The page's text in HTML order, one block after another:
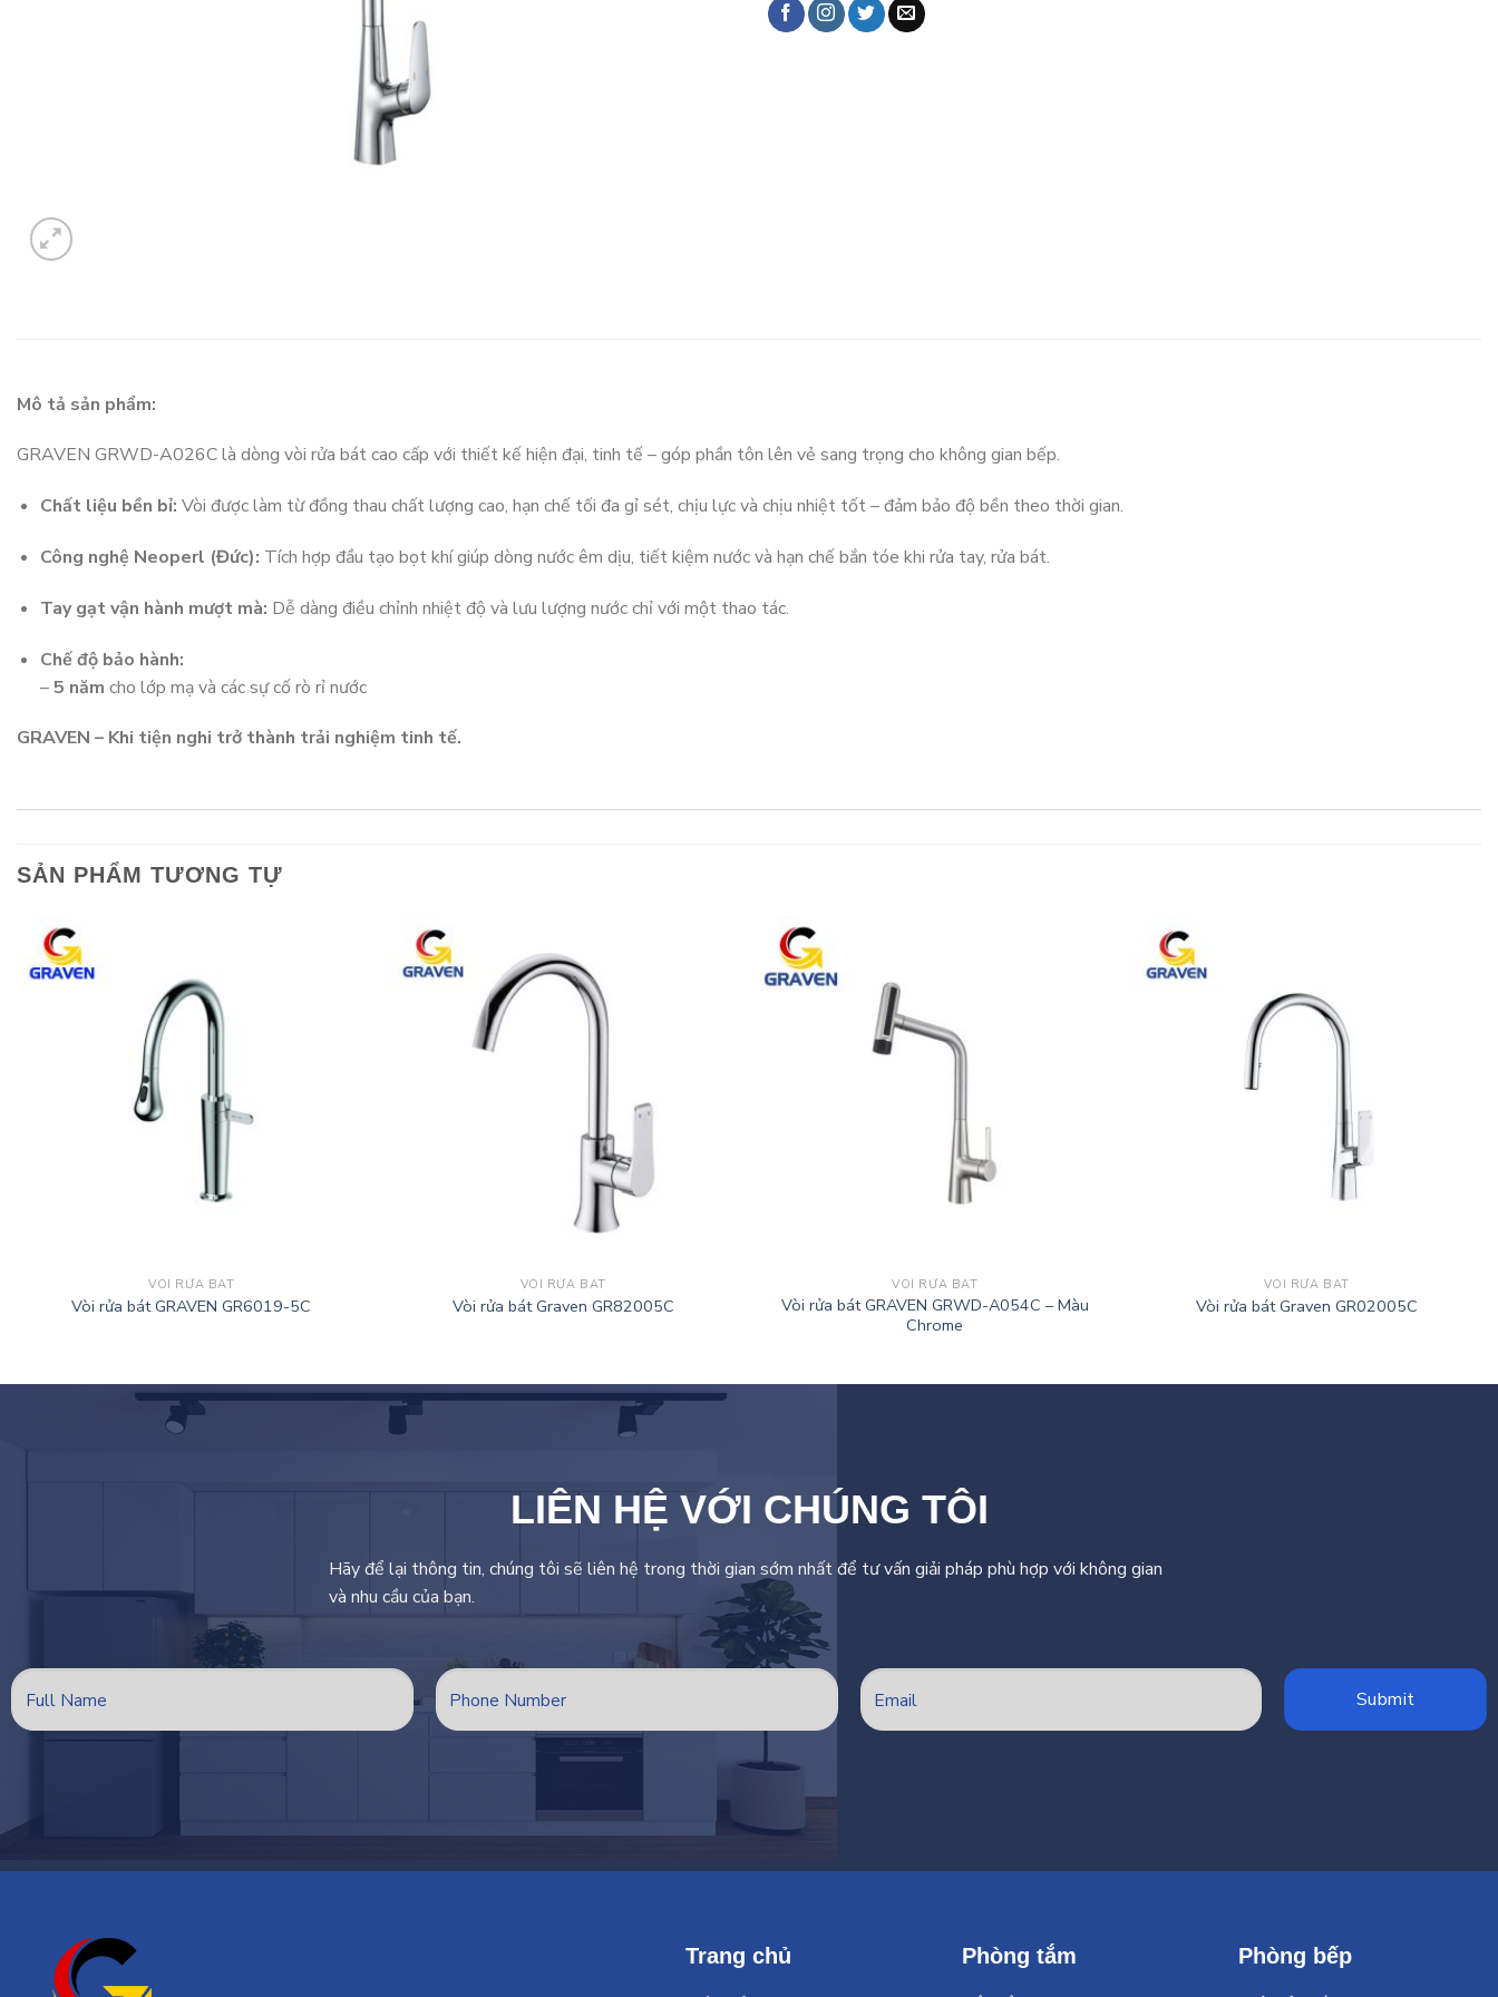
Mô tả sản phẩm:
GRAVEN GRWD-A026C là dòng vòi rửa bát cao cấp với thiết kế hiện đại, tinh tế – góp phần tôn lên vẻ sang trọng cho không gian bếp.
Chất liệu bền bỉ: Vòi được làm từ đồng thau chất lượng cao, hạn chế tối đa gỉ sét, chịu lực và chịu nhiệt tốt – đảm bảo độ bền theo thời gian.
Công nghệ Neoperl (Đức): Tích hợp đầu tạo bọt khí giúp dòng nước êm dịu, tiết kiệm nước và hạn chế bắn tóe khi rửa tay, rửa bát.
Tay gạt vận hành mượt mà: Dễ dàng điều chỉnh nhiệt độ và lưu lượng nước chỉ với một thao tác.
Chế độ bảo hành:
– 5 năm cho lớp mạ và các sự cố rò rỉ nước
GRAVEN – Khi tiện nghi trở thành trải nghiệm tinh tế.
SẢN PHẨM TƯƠNG TỰ
VÒI RỬA BÁT
Vòi rửa bát GRAVEN GR6019-5C
VÒI RỬA BÁT
Vòi rửa bát Graven GR82005C
VÒI RỬA BÁT
Vòi rửa bát GRAVEN GRWD-A054C – Màu
Chrome
VÒI RỬA BÁT
Vòi rửa bát Graven GR02005C
LIÊN HỆ VỚI CHÚNG TÔI
Hãy để lại thông tin, chúng tôi sẽ liên hệ trong thời gian sớm nhất để tư vấn giải pháp phù hợp với không gian
và nhu cầu của bạn.
Trang chủ
Phòng tắm
Phòng bếp